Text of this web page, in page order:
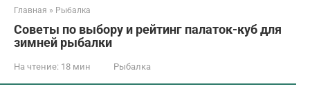
Главная » Рыбалка
Советы по выбору и рейтинг палаток-куб для
зимней рыбалки
На чтение: 18 мин Рыбалка